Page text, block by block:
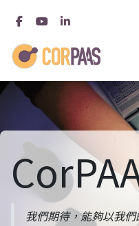
我們期待，能夠以我